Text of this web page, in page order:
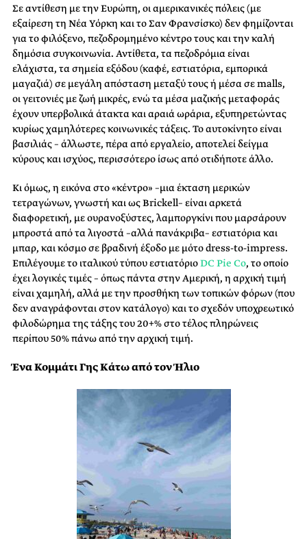
Σε αντίθεση με την Ευρώπη, οι αμερικανικές πόλεις (με
εξαίρεση τη Νέα Υόρκη και το Σαν Φρανσίσκο) δεν φημίζονται
για το φιλόξενο, πεζοδρομημένο κέντρο τους και την καλή
δημόσια συγκοινωνία. Αντίθετα, τα πεζοδρόμια είναι
ελάχιστα, τα σημεία εξόδου (καφέ, εστιατόρια, εμπορικά
μαγαζιά) σε μεγάλη απόσταση μεταξύ τους ή μέσα σε malls,
οι γειτονιές με ζωή μικρές, ενώ τα μέσα μαζικής μεταφοράς
έχουν υπερβολικά άτακτα και αραιά ωράρια, εξυπηρετώντας
κυρίως χαμηλότερες κοινωνικές τάξεις. Το αυτοκίνητο είναι
βασιλιάς – άλλωστε, πέρα από εργαλείo, αποτελεί δείγμα
κύρους και ισχύος, περισσότερο ίσως από οτιδήποτε άλλο.
Κι όμως, η εικόνα στο «κέντρο» –μια έκταση μερικών
τετραγώνων, γνωστή και ως Brickell– είναι αρκετά
διαφορετική, με ουρανοξύστες, λαμποργκίνι που μαρσάρουν
μπροστά από τα λιγοστά –αλλά πανάκριβα– εστιατόρια και
μπαρ, και κόσμο σε βραδινή έξοδο με μότο dress-to-impress.
Επιλέγουμε το ιταλικού τύπου εστιατόριοDC Pie Co, το οποίο
έχει λογικές τιμές – όπως πάντα στην Αμερική, η αρχική τιμή
είναι χαμηλή, αλλά με την προσθήκη των τοπικών φόρων (που
δεν αναγράφονται στον κατάλογο) και το σχεδόν υποχρεωτικό
φιλοδώρημα της τάξης του 20+% στο τέλος πληρώνεις
περίπου 50% πάνω από την αρχική τιμή.
Ένα Κομμάτι Γης Κάτω από τον Ήλιο